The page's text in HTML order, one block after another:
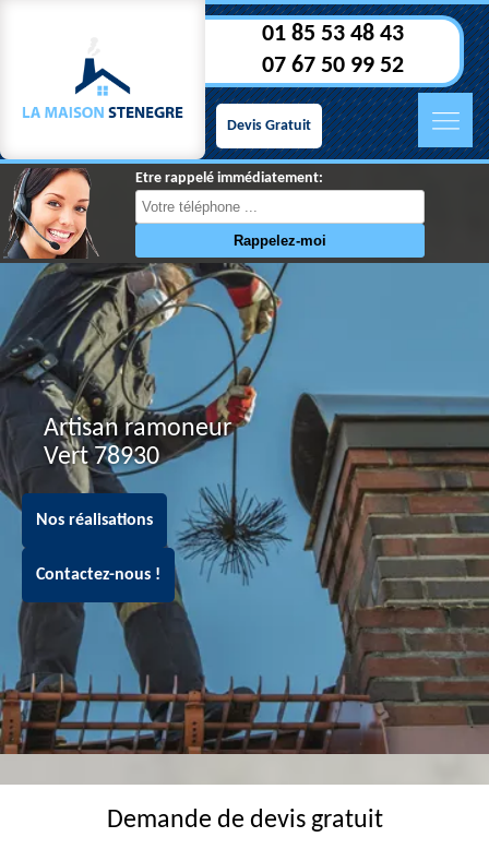
01 85 53 48 43
07 67 50 99 52
Devis Gratuit
Etre rappelé immédiatement:
Artisan ramoneur
Vert 78930
Nos réalisations
Contactez-nous !
Demande de devis gratuit